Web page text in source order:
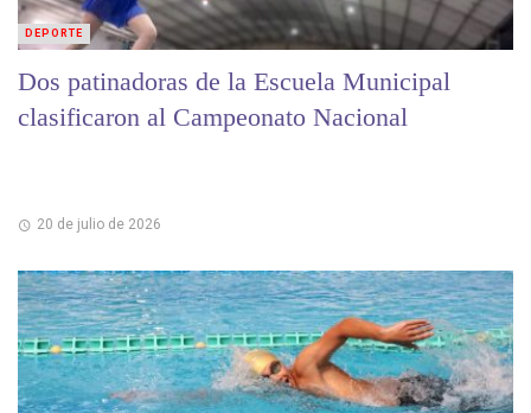
Dos patinadoras de la Escuela Municipal
clasificaron al Campeonato Nacional
20 de julio de 2026
DEPORTE